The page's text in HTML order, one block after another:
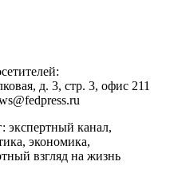
д. 3, стр. 3, офис 211
экспертный канал,
экономика,
взгляд на жизнь